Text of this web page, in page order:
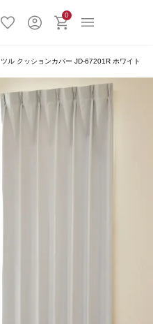
0
ツル クッションカバー JD-67201R ホワイト